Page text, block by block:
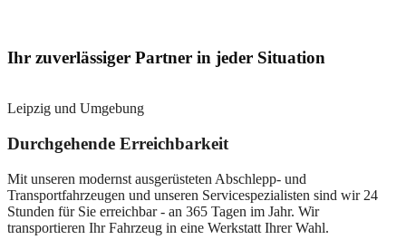
Ihr zuverlässiger Partner in jeder Situation
Leipzig und Umgebung
Durchgehende Erreichbarkeit
Mit unseren modernst ausgerüsteten Abschlepp- und
Transportfahrzeugen und unseren Servicespezialisten sind wir 24
Stunden für Sie erreichbar - an 365 Tagen im Jahr. Wir
transportieren Ihr Fahrzeug in eine Werkstatt Ihrer Wahl.